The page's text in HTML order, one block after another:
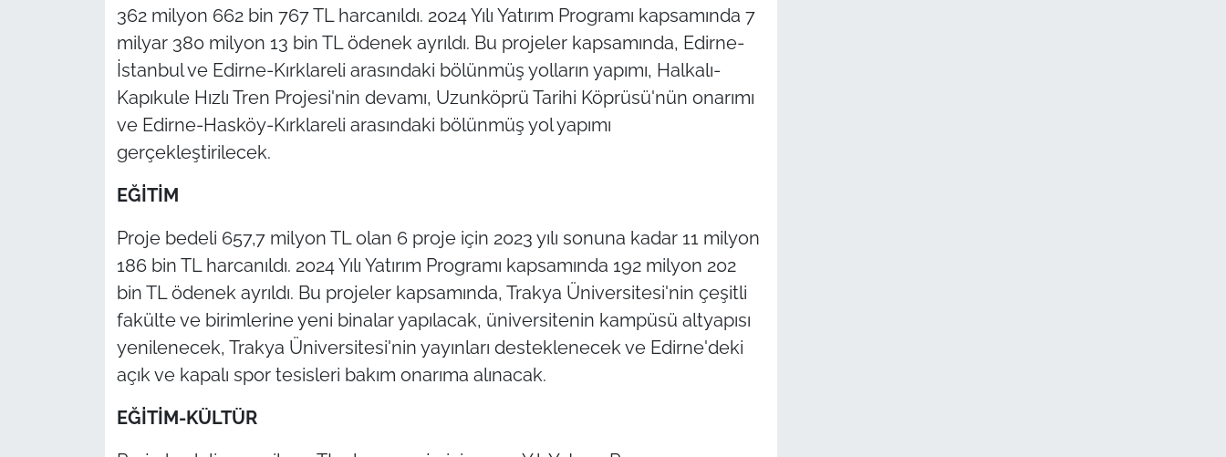
362 milyon 662 bin 767 TL harcanıldı. 2024 Yılı Yatırım Programı kapsamında 7
milyar 380 milyon 13 bin TL ödenek ayrıldı. Bu projeler kapsamında, Edirne-
İstanbul ve Edirne-Kırklareli arasındaki bölünmüş yolların yapımı, Halkalı-
Kapıkule Hızlı Tren Projesi'nin devamı, Uzunköprü Tarihi Köprüsü'nün onarımı
ve Edirne-Hasköy-Kırklareli arasındaki bölünmüş yol yapımı
gerçekleştirilecek.
EĞİTİM
Proje bedeli 657,7 milyon TL olan 6 proje için 2023 yılı sonuna kadar 11 milyon
186 bin TL harcanıldı. 2024 Yılı Yatırım Programı kapsamında 192 milyon 202
bin TL ödenek ayrıldı. Bu projeler kapsamında, Trakya Üniversitesi'nin çeşitli
fakülte ve birimlerine yeni binalar yapılacak, üniversitenin kampüsü altyapısı
yenilenecek, Trakya Üniversitesi'nin yayınları desteklenecek ve Edirne'deki
açık ve kapalı spor tesisleri bakım onarıma alınacak.
EĞİTİM-KÜLTÜR